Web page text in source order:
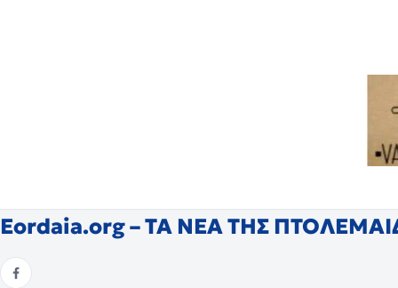
Eordaia.org – ΤΑ ΝΕΑ ΤΗΣ